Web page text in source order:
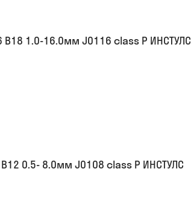
1.0-16.0мм J0116 class P ИНСТУЛС
0.5- 8.0мм J0108 class P ИНСТУЛС